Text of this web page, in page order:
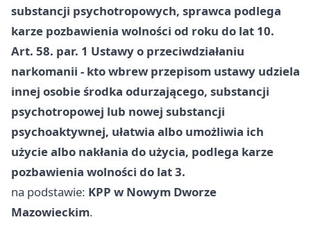
substancji psychotropowych, sprawca podlega
karze pozbawienia wolności od roku do lat 10.
Art. 58. par. 1 Ustawy o przeciwdziałaniu
narkomanii - kto wbrew przepisom ustawy udziela
innej osobie środka odurzającego, substancji
psychotropowej lub nowej substancji
psychoaktywnej, ułatwia albo umożliwia ich
użycie albo nakłania do użycia, podlega karze
pozbawienia wolności do lat 3.
na podstawie: KPP w Nowym Dworze
Mazowieckim.